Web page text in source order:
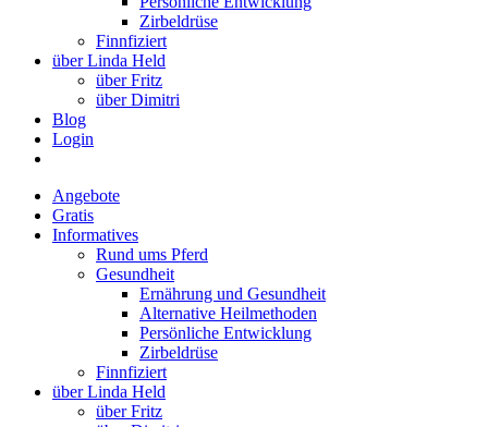
Zirbeldrüse
Finnfiziert
über Linda Held
über Fritz
über Dimitri
Blog
Login
Angebote
Gratis
Informatives
Rund ums Pferd
Gesundheit
Ernährung und Gesundheit
Alternative Heilmethoden
Persönliche Entwicklung
Zirbeldrüse
Finnfiziert
über Linda Held
über Fritz